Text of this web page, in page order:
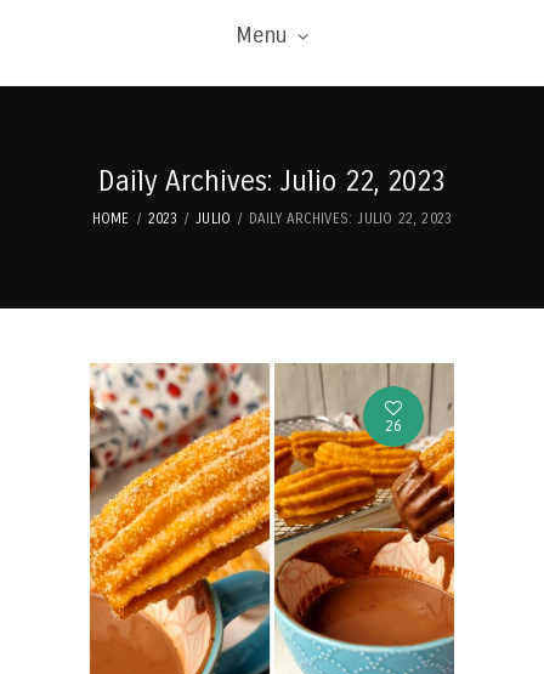
Menu
Daily Archives: Julio 22, 2023
HOME 2023 JULIO DAILY ARCHIVES: JULIO 22, 2023
26